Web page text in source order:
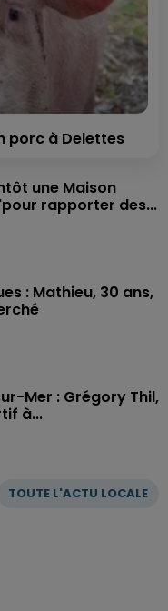
TOUTE L'ACTU LOCALE
porc à Delettes
une Maison
rapporter des...
: Mathieu, 30 ans,
Mer : Grégory Thil,
à...